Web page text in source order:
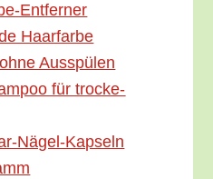
Entferner
Haarfarbe
Ausspülen
für tro­cke­
Nägel-Kapseln